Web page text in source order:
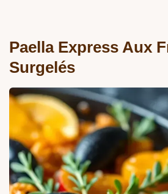
Paella Express Aux
Surgelés